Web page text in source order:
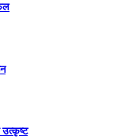
उत्कृष्ट